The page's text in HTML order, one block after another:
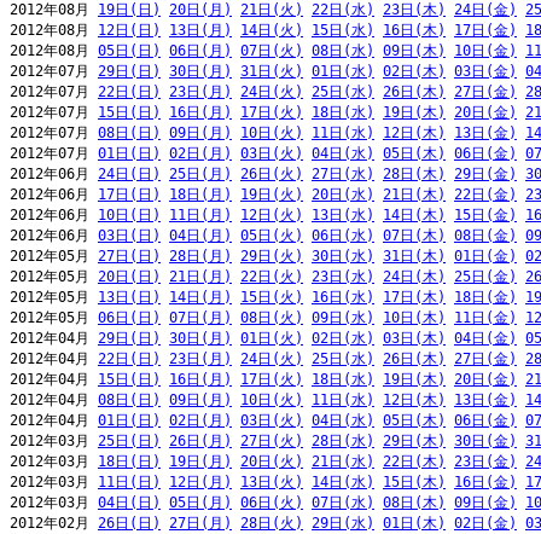
2012年08月 19日(日) 20日(月) 21日(火) 22日(水) 23日(木) 24日(金)
2012年08月 12日(日) 13日(月) 14日(火) 15日(水) 16日(木) 17日(金)
2012年08月 05日(日) 06日(月) 07日(火) 08日(水) 09日(木) 10日(金)
2012年07月 29日(日) 30日(月) 31日(火) 01日(水) 02日(木) 03日(金)
2012年07月 22日(日) 23日(月) 24日(火) 25日(水) 26日(木) 27日(金)
2012年07月 15日(日) 16日(月) 17日(火) 18日(水) 19日(木) 20日(金)
2012年07月 08日(日) 09日(月) 10日(火) 11日(水) 12日(木) 13日(金)
2012年07月 01日(日) 02日(月) 03日(火) 04日(水) 05日(木) 06日(金)
2012年06月 24日(日) 25日(月) 26日(火) 27日(水) 28日(木) 29日(金)
2012年06月 17日(日) 18日(月) 19日(火) 20日(水) 21日(木) 22日(金)
2012年06月 10日(日) 11日(月) 12日(火) 13日(水) 14日(木) 15日(金)
2012年06月 03日(日) 04日(月) 05日(火) 06日(水) 07日(木) 08日(金)
2012年05月 27日(日) 28日(月) 29日(火) 30日(水) 31日(木) 01日(金)
2012年05月 20日(日) 21日(月) 22日(火) 23日(水) 24日(木) 25日(金)
2012年05月 13日(日) 14日(月) 15日(火) 16日(水) 17日(木) 18日(金)
2012年05月 06日(日) 07日(月) 08日(火) 09日(水) 10日(木) 11日(金)
2012年04月 29日(日) 30日(月) 01日(火) 02日(水) 03日(木) 04日(金)
2012年04月 22日(日) 23日(月) 24日(火) 25日(水) 26日(木) 27日(金)
2012年04月 15日(日) 16日(月) 17日(火) 18日(水) 19日(木) 20日(金)
2012年04月 08日(日) 09日(月) 10日(火) 11日(水) 12日(木) 13日(金)
2012年04月 01日(日) 02日(月) 03日(火) 04日(水) 05日(木) 06日(金)
2012年03月 25日(日) 26日(月) 27日(火) 28日(水) 29日(木) 30日(金)
2012年03月 18日(日) 19日(月) 20日(火) 21日(水) 22日(木) 23日(金)
2012年03月 11日(日) 12日(月) 13日(火) 14日(水) 15日(木) 16日(金)
2012年03月 04日(日) 05日(月) 06日(火) 07日(水) 08日(木) 09日(金)
2012年02月 26日(日) 27日(月) 28日(火) 29日(水) 01日(木) 02日(金)